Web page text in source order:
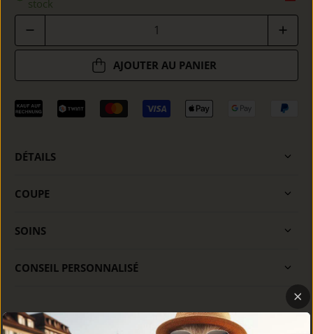
stock
AJOUTER AU PANIER
DÉTAILS
COUPE
SOINS
CONSEIL PERSONNALISÉ